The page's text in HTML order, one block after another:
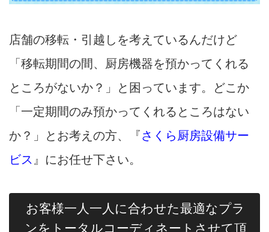
店舗の移転・引越しを考えているんだけど
「移転期間の間、厨房機器を預かってくれる
ところがないか？」と困っています。どこか
「一定期間のみ預かってくれるところはない
か？」とお考えの方、『さくら厨房設備サー
ビス 』にお任せ下さい。
お客様一人一人に合わせた最適なプラ
ンをトータルコーディネートさせて頂